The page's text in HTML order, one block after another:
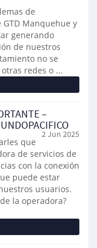
de
Manquehue y
generando
de nuestros
no se
redes o ...
–
2 Jun 2025
que
de servicios de
con la conexión
puede estar
usuarios.
la operadora?